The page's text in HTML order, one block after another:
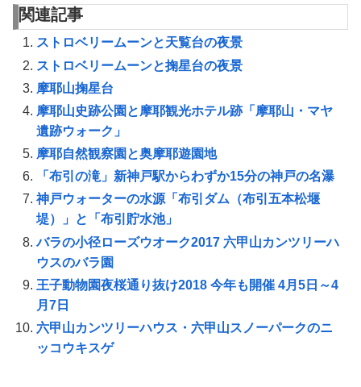
関連記事
ストロベリームーンと天覧台の夜景
ストロベリームーンと掬星台の夜景
摩耶山掬星台
摩耶山史跡公園と摩耶観光ホテル跡「摩耶山・マヤ
遺跡ウォーク」
摩耶自然観察園と奥摩耶遊園地
「布引の滝」新神戸駅からわずか15分の神戸の名瀑
神戸ウォーターの水源「布引ダム（布引五本松堰
堤）」と「布引貯水池」
バラの小径ローズウオーク2017 六甲山カンツリーハ
ウスのバラ園
王子動物園夜桜通り抜け2018 今年も開催 4月5日～4
月7日
六甲山カンツリーハウス・六甲山スノーパークのニ
ッコウキスゲ